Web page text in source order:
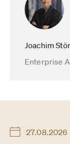
Joachim
Enterprise
27.08.2026